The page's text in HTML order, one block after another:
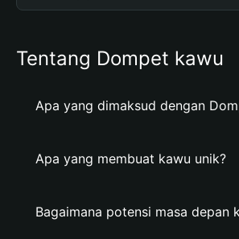
Tentang Dompet kawu
Apa yang dimaksud dengan
Apa yang membuat kawu unik?
Bagaimana potensi masa depan